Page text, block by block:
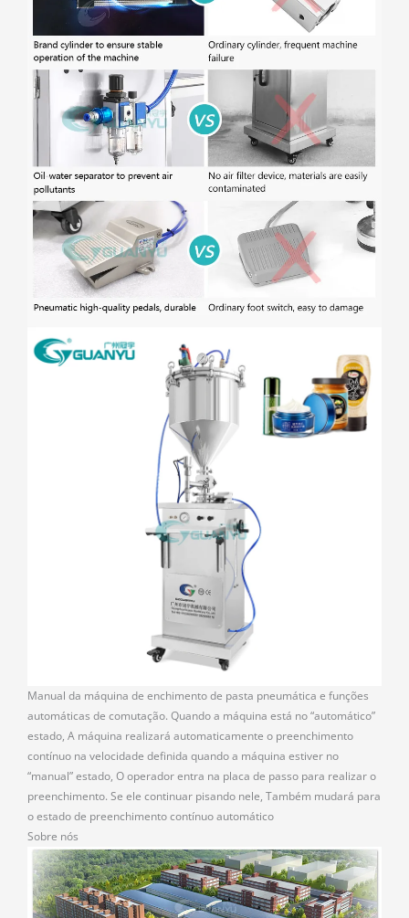
Manual da máquina de enchimento de pasta pneumática e funções
automáticas de comutação. Quando a máquina está no “automático”
estado, A máquina realizará automaticamente o preenchimento
contínuo na velocidade definida quando a máquina estiver no
“manual” estado, O operador entra na placa de passo para realizar o
preenchimento. Se ele continuar pisando nele, Também mudará para
o estado de preenchimento contínuo automático
Sobre nós